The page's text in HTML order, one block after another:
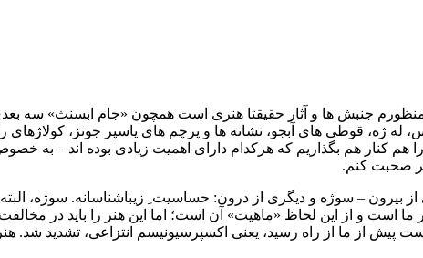
جنبش ها و آثار حقیقتا هنری است همچون «جام ابسنث» سه بعدی
له ژه، قوطی های آبجو، نشانه ها و پرچم های یاسپر جونز، کولاژهای
را هم کنار هم بگذاریم که هرکدام دارای اهمیت زیادی بوده اند – به
صحبت کنم.
– سوژه و دیگری از درون: حساسیت ِ زیباشناسانه. سوژه، البته
ما است و از این لحاظ «ماهیت» آن است؛ اما این هنر را باید در
از ما از راه رسید، یعنی اکسپرسیونیسم انتزاعی، تشدید شد.